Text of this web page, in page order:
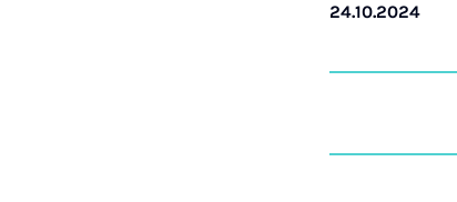
24.10.2024